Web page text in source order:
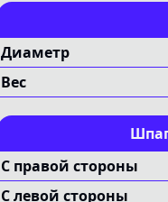
Диаметр
Вес
С правой стороны
С левой стороны